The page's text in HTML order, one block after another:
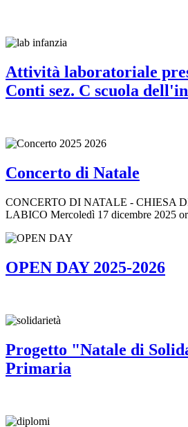
Attività laboratoriale
Conti sez. C scuola
Concerto di Natale
CONCERTO DI NATALE - CHIESA
LABICO Mercoledì 17 dicembre 2025
OPEN DAY 2025-2026
Progetto "Natale di
Primaria